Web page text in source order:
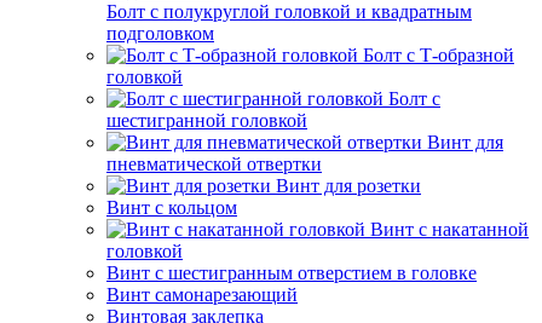
Болт с полукруглой головкой и квадратным
подголовком
Болт с Т-образной
головкой
Болт с
шестигранной головкой
Винт для
пневматической отвертки
Винт для розетки
Винт с кольцом
Винт с накатанной
головкой
Винт с шестигранным отверстием в головке
Винт самонарезающий
Винтовая заклепка